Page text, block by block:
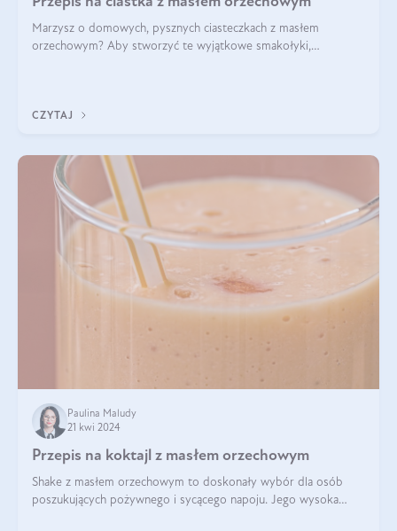
Marzysz o domowych, pysznych ciasteczkach z masłem
orzechowym? Aby stworzyć te wyjątkowe smakołyki,
CZYTAJ
Paulina Maludy
21 kwi 2024
Przepis na koktajl z masłem orzechowym
Shake z masłem orzechowym to doskonały wybór dla osób
poszukujących pożywnego i sycącego napoju. Jego wysoka